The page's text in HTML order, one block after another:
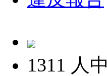
1311 人中